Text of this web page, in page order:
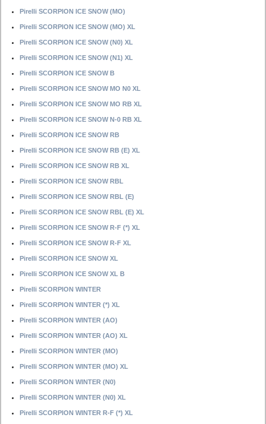
Pirelli SCORPION ICE SNOW (MO)
Pirelli SCORPION ICE SNOW (MO) XL
Pirelli SCORPION ICE SNOW (N0) XL
Pirelli SCORPION ICE SNOW (N1) XL
Pirelli SCORPION ICE SNOW B
Pirelli SCORPION ICE SNOW MO N0 XL
Pirelli SCORPION ICE SNOW MO RB XL
Pirelli SCORPION ICE SNOW N-0 RB XL
Pirelli SCORPION ICE SNOW RB
Pirelli SCORPION ICE SNOW RB (E) XL
Pirelli SCORPION ICE SNOW RB XL
Pirelli SCORPION ICE SNOW RBL
Pirelli SCORPION ICE SNOW RBL (E)
Pirelli SCORPION ICE SNOW RBL (E) XL
Pirelli SCORPION ICE SNOW R-F (*) XL
Pirelli SCORPION ICE SNOW R-F XL
Pirelli SCORPION ICE SNOW XL
Pirelli SCORPION ICE SNOW XL B
Pirelli SCORPION WINTER
Pirelli SCORPION WINTER (*) XL
Pirelli SCORPION WINTER (AO)
Pirelli SCORPION WINTER (AO) XL
Pirelli SCORPION WINTER (MO)
Pirelli SCORPION WINTER (MO) XL
Pirelli SCORPION WINTER (N0)
Pirelli SCORPION WINTER (N0) XL
Pirelli SCORPION WINTER R-F (*) XL